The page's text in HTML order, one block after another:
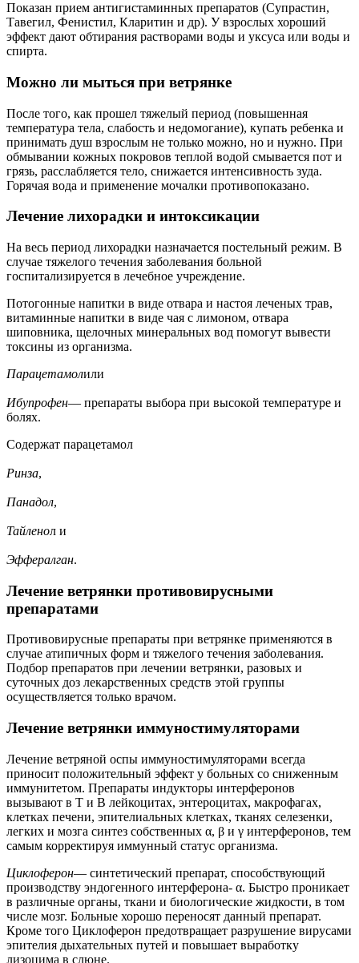
Показан прием антигистаминных препаратов (Супрастин,
Тавегил, Фенистил, Кларитин и др). У взрослых хороший
эффект дают обтирания растворами воды и уксуса или воды и
спирта.
Можно ли мыться при ветрянке
После того, как прошел тяжелый период (повышенная
температура тела, слабость и недомогание), купать ребенка и
принимать душ взрослым не только можно, но и нужно. При
обмывании кожных покровов теплой водой смывается пот и
грязь, расслабляется тело, снижается интенсивность зуда.
Горячая вода и применение мочалки противопоказано.
Лечение лихорадки и интоксикации
На весь период лихорадки назначается постельный режим. В
случае тяжелого течения заболевания больной
госпитализируется в лечебное учреждение.
Потогонные напитки в виде отвара и настоя леченых трав,
витаминные напитки в виде чая с лимоном, отвара
шиповника, щелочных минеральных вод помогут вывести
токсины из организма.
Парацетамолили
Ибупрофен— препараты выбора при высокой температуре и
болях.
Содержат парацетамол
Ринза,
Панадол,
Тайленол и
Эффералган.
Лечение ветрянки противовирусными
препаратами
Противовирусные препараты при ветрянке применяются в
случае атипичных форм и тяжелого течения заболевания.
Подбор препаратов при лечении ветрянки, разовых и
суточных доз лекарственных средств этой группы
осуществляется только врачом.
Лечение ветрянки иммуностимуляторами
Лечение ветряной оспы иммуностимуляторами всегда
приносит положительный эффект у больных со сниженным
иммунитетом. Препараты индукторы интерферонов
вызывают в Т и В лейкоцитах, энтероцитах, макрофагах,
клетках печени, эпителиальных клетках, тканях селезенки,
легких и мозга синтез собственных α, β и γ интерферонов, тем
самым корректируя иммунный статус организма.
Циклоферон— синтетический препарат, способствующий
производству эндогенного интерферона- α. Быстро проникает
в различные органы, ткани и биологические жидкости, в том
числе мозг. Больные хорошо переносят данный препарат.
Кроме того Циклоферон предотвращает разрушение вирусами
эпителия дыхательных путей и повышает выработку
лизоцима в слюне.